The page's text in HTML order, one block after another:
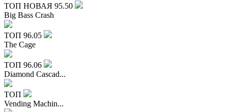
ТОП НОВАЯ 95.50
Big Bass Crash
ТОП 96.05
The Cage
ТОП 96.06
Diamond Cascad...
ТОП
Vending Machin...